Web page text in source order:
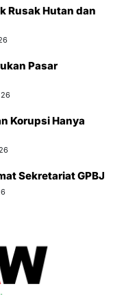
Rusak Hutan dan
Pasar
Korupsi Hanya
Sekretariat GPBJ